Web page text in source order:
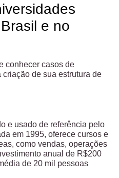
e no
conhecer casos de
de sua estrutura de
e usado de referência pelo
em 1995, oferece cursos e
como vendas, operações
anual de R$200
de 20 mil pessoas